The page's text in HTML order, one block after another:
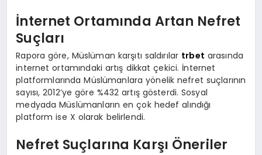
İnternet Ortamında Artan Nefret
Suçları
Rapora göre, Müslüman karşıtı saldırılar trbet arasında
internet ortamındaki artış dikkat çekici. İnternet
platformlarında Müslümanlara yönelik nefret suçlarının
sayısı, 2012’ye göre %432 artış gösterdi. Sosyal
medyada Müslümanların en çok hedef alındığı
platform ise X olarak belirlendi.
Nefret Suçlarına Karşı Öneriler